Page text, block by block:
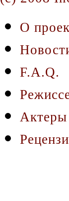
О
F.A.Q.
Актеры